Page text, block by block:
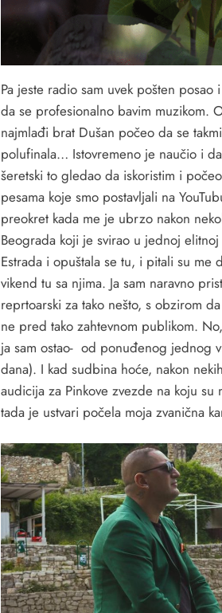
Pa jeste radio sam uvek pošten
da se profesionalno bavim muzikom.
najmlađi brat Dušan počeo da se
polufinala… Istovremeno je naučio i
šeretski to gledao da iskoristim i
pesama koje smo postavljali na
preokret kada me je ubrzo nakon
Beograda koji je svirao u jednoj
Estrada i opuštala se tu, i pitali su me
vikend tu sa njima. Ja sam naravno
reprtoarski za tako nešto, s obzirom
ne pred tako zahtevnom publikom.
ja sam ostao- od ponuđenog jednog
dana). I kad sudbina hoće, nakon
audicija za Pinkove zvezde na koju
tada je ustvari počela moja zvanična